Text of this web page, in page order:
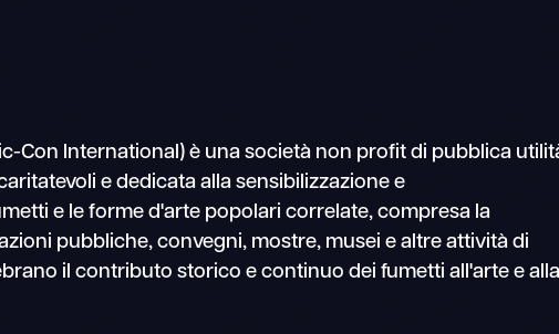
Con International) è una società non profit di pubblica
e dedicata alla sensibilizzazione e
e le forme d'arte popolari correlate, compresa la
pubbliche, convegni, mostre, musei e altre attività di
il contributo storico e continuo dei fumetti all'arte e